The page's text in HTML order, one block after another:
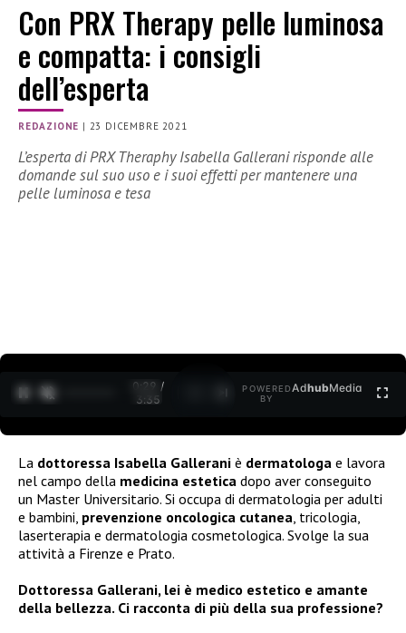
Con PRX Therapy pelle luminosa
e compatta: i consigli
dell’esperta
REDAZIONE | 23 DICEMBRE 2021
L’esperta di PRX Theraphy Isabella Gallerani risponde alle
domande sul suo uso e i suoi effetti per mantenere una
pelle luminosa e tesa
0:30 /
3:35
POWERED
BY
AdhubMedia
La dottoressa Isabella Gallerani è dermatologa e lavora
nel campo della medicina estetica dopo aver conseguito
un Master Universitario. Si occupa di dermatologia per adulti
e bambini, prevenzione oncologica cutanea , tricologia,
laserterapia e dermatologia cosmetologica. Svolge la sua
attività a Firenze e Prato.
Dottoressa Gallerani, lei è medico estetico e amante
della bellezza. Ci racconta di più della sua professione?